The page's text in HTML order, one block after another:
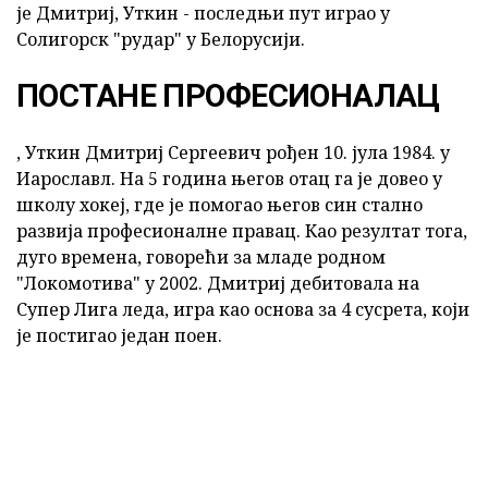
је Дмитриј, Уткин - последњи пут играо у
Солигорск "рудар" у Белорусији.
ПОСТАНЕ ПРОФЕСИОНАЛАЦ
, Уткин Дмитриј Сергеевич рођен 10. јула 1984. у
Иарославл. На 5 година његов отац га је довео у
школу хокеј, где је помогао његов син стално
развија професионалне правац. Као резултат тога,
дуго времена, говорећи за младе родном
"Локомотива" у 2002. Дмитриј дебитовала на
Супер Лига леда, игра као основа за 4 сусрета, који
је постигао један поен.